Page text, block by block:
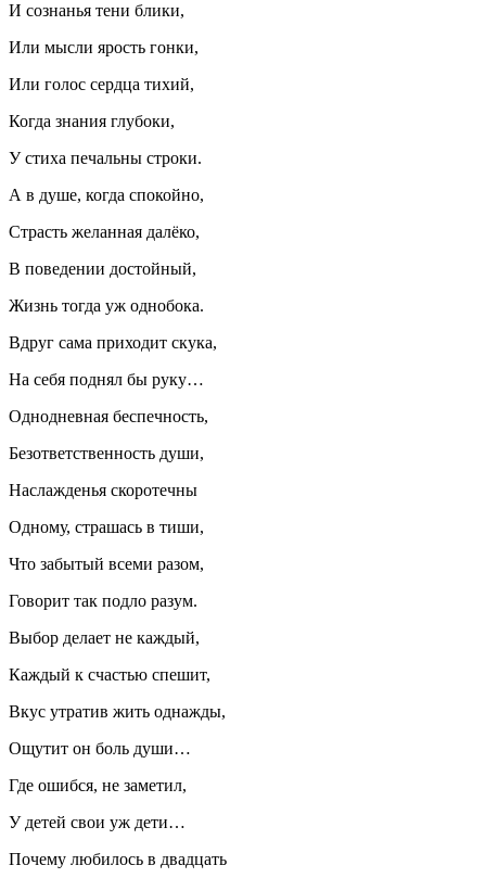
И сознанья тени блики,
Или мысли ярость гонки,
Или голос сердца тихий,
Когда знания глубоки,
У стиха печальны строки.
А в душе, когда спокойно,
Страсть желанная далёко,
В поведении достойный,
Жизнь тогда уж однобока.
Вдруг сама приходит скука,
На себя поднял бы руку…
Однодневная беспечность,
Безответственность души,
Наслажденья скоротечны
Одному, страшась в тиши,
Что забытый всеми разом,
Говорит так подло разум.
Выбор делает не каждый,
Каждый к счастью спешит,
Вкус утратив жить однажды,
Ощутит он боль души…
Где ошибся, не заметил,
У детей свои уж дети…
Почему любилось в двадцать